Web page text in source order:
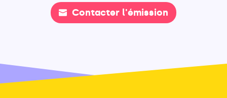
Contacter l'émission